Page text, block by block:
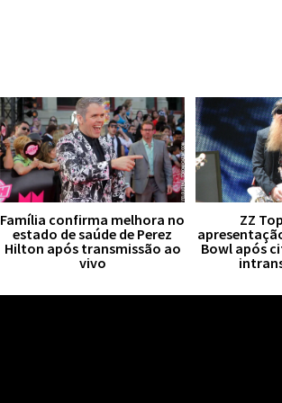
Família confirma melhora no
estado de saúde de Perez
Hilton após transmissão ao
vivo
ZZ
Bowl após